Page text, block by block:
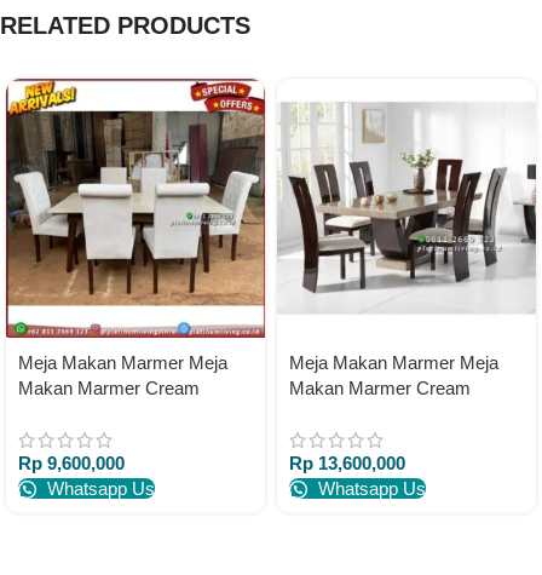
RELATED PRODUCTS
Meja Makan Marmer Meja
Makan Marmer Cream
50%
Rp 9,600,000
Whatsapp Us
Meja Makan Marmer Meja
Makan Marmer Cream
Rp 13,600,000
Whatsapp Us